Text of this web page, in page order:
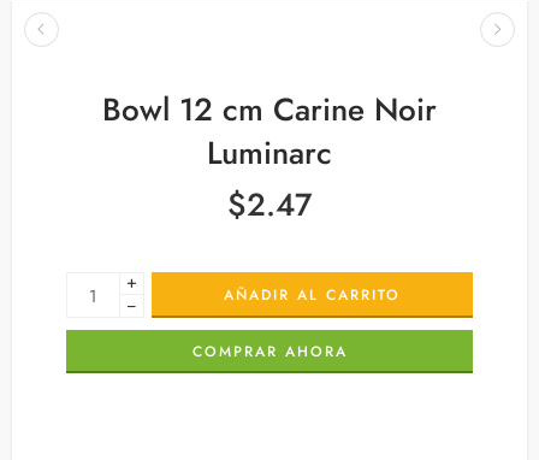
Bowl 12 cm Carine Noir
Luminarc
$2.47
+
−
AÑADIR AL CARRITO
COMPRAR AHORA